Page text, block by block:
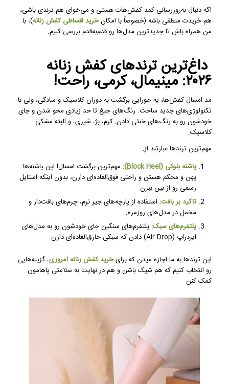
اگه دنبال به‌روزرسانی کمد کفش‌هات هستی و می‌خوای هم ترندی باشی،
هم خریدت منطقی باشه (خصوصاً با امکانخرید اقساطی کفش زنانه)، با
من همراه باش تا جدیدترین مدل‌ها رو قدم‌به‌قدم بررسی کنیم.
داغ‌ترین ترندهای کفش زنانه
۲۰۲۶: مینیمال، کرمی، راحت!
مد امسال کفش‌ها، یه جورایی برگشت به دوران کلاسیک و سادگی، ولی با
تکنولوژی‌های جدید ساخت. رنگ‌های جیغ تا حد زیادی محو شدن و جای
خودشون رو به رنگ‌های خنثی دادن: کرم، بژ، شیری، و البته مشکی
کلاسیک.
مهم‌ترین ترندها عبارتند از:
پاشنه بلوکی (Block Heel):
مهم‌ترین برگشت امسال! این پاشنه‌ها
پهن و محکم هستن و راحتی فوق‌العاده‌ای دارن، بدون اینکه استایل
رسمی رو از بین ببرن.
تاکید بر بافت: استفاده از پارچه‌های جیر نرم، چرم‌های بافت‌دار و
مخمل در مدل‌های روزمره.
پلتفرم‌های سبک: پلتفرم‌های سنگین جای خودشون رو به مدل‌های
ایردراپ (Air-Drop) دادن که سبکی خارق‌العاده‌ای دارن.
این ترندها به ما اجازه میدن که برایخرید کفش زنانه امروزی، گزینه‌هایی
رو انتخاب کنیم که هم شیک باشن و هم در نهایت به سلامتی پاهامون
کمک کنن.